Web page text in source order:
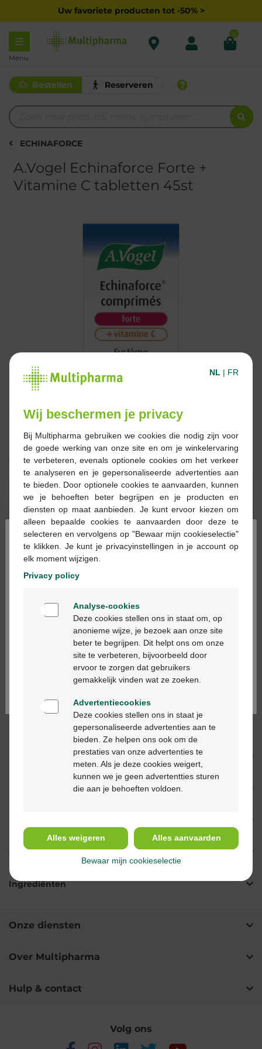
Uw favoriete producten tot -50% >
Menu
0
Bestellen Reserveren
ECHINAFORCE
A.Vogel Echinaforce Forte +
Vitamine C tabletten 45st
€ 23,49
Bestellen Reserveren
Op voorraad online
- +
Max. aantal = 12
Op werkdagen vóór 12u besteld, volgende
werkdag geleverd
levering in je Multipharma apotheek
levering thuis vanaf €55
Klantendienst
via chat of
Productbeschrijving
Eigenschappen
Gebruik
Ingrediënten
Onze diensten
Over Multipharma
Hulp & contact
Volg ons
×
Bienvenue
Ga verder in het nederlands
Continuez en français
NL | FR
Wij beschermen je privacy
Bij Multipharma gebruiken we cookies die nodig zijn voor
de goede werking van onze site en om je winkelervaring
te verbeteren, evenals optionele cookies om het verkeer
te analyseren en je gepersonaliseerde advertenties aan
te bieden. Door optionele cookies te aanvaarden, kunnen
we je behoeften beter begrijpen en je producten en
diensten op maat aanbieden. Je kunt ervoor kiezen om
alleen bepaalde cookies te aanvaarden door deze te
selecteren en vervolgens op "Bewaar mijn cookieselectie"
te klikken. Je kunt je privacyinstellingen in je account op
elk moment wijzigen.
Privacy policy
Analyse-cookies
Deze cookies stellen ons in staat om, op
anonieme wijze, je bezoek aan onze site
beter te begrijpen. Dit helpt ons om onze
site te verbeteren, bijvoorbeeld door
ervoor te zorgen dat gebruikers
gemakkelijk vinden wat ze zoeken.
Advertentiecookies
Deze cookies stellen ons in staat je
gepersonaliseerde advertenties aan te
bieden. Ze helpen ons ook om de
prestaties van onze advertenties te
meten. Als je deze cookies weigert,
kunnen we je geen advertentties sturen
die aan je behoeften voldoen.
Alles weigeren Alles aanvaarden
Bewaar mijn cookieselectie